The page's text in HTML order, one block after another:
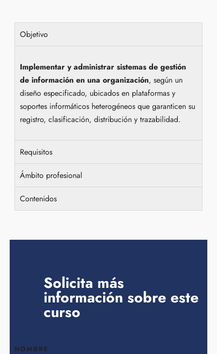
Objetivo
Implementar y administrar sistemas de gestión
de información en una organización, según un
diseño especificado, ubicados en plataformas y
soportes informáticos heterogéneos que garanticen su
registro, clasificación, distribución y trazabilidad.
Requisitos
Ámbito profesional
Contenidos
Solicita más
información sobre este
curso
NOMBRE